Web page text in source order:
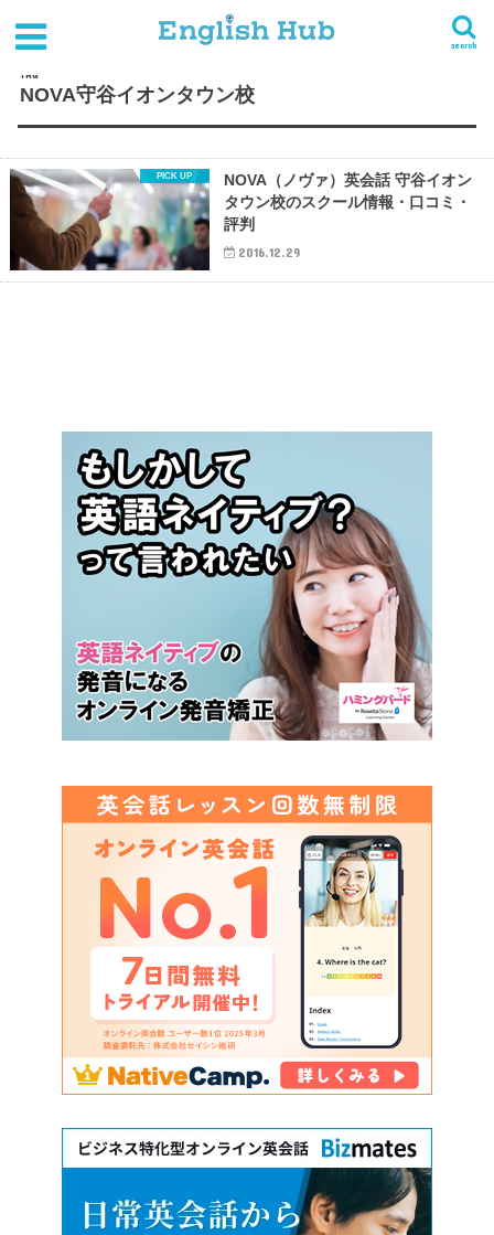
search
タグ : NOVA守谷イオンタウン校
TAG
NOVA守谷イオンタウン校
NOVA（ノヴァ）英会話 守谷イオン
タウン校のスクール情報・口コミ・
評判
2016.12.29